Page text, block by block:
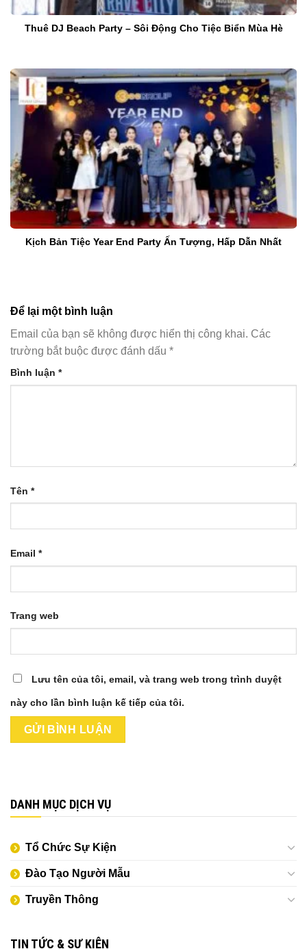
Thuê DJ Beach Party – Sôi Động Cho Tiệc Biển Mùa Hè
Kịch Bản Tiệc Year End Party Ấn Tượng, Hấp Dẫn Nhất
Để lại một bình luận
Email của bạn sẽ không được hiển thị công khai. Các
trường bắt buộc được đánh dấu *
Bình luận *
Tên *
Email *
Trang web
Lưu tên của tôi, email, và trang web trong trình duyệt
này cho lần bình luận kế tiếp của tôi.
DANH MỤC DỊCH VỤ
Tổ Chức Sự Kiện
Đào Tạo Người Mẫu
Truyền Thông
TIN TỨC & SỰ KIỆN